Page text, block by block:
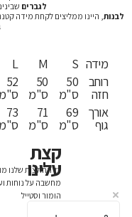
לגברים
לבנות, היינו ממליצים לקחת מידה
L
52
ס"מ
73
ס"מ
M
50
ס"מ
71
ס"מ
S
50
ס"מ
69
ס"מ
מידה
רוחב
חזה
אורך
גוף
כל החולצות שלנו
מחשבה על נוחות
הומור וסטייל
קצת
עלינו